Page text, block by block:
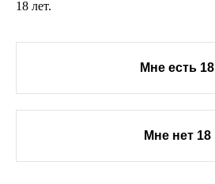
18 лет.
Мне есть 18
Мне нет 18